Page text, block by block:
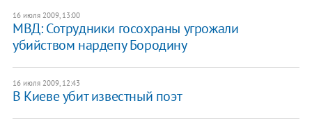
16 июля 2009, 13:00
МВД: Сотрудники госохраны угрожали
убийством нардепу Бородину
16 июля 2009, 12:43
В Киеве убит известный поэт